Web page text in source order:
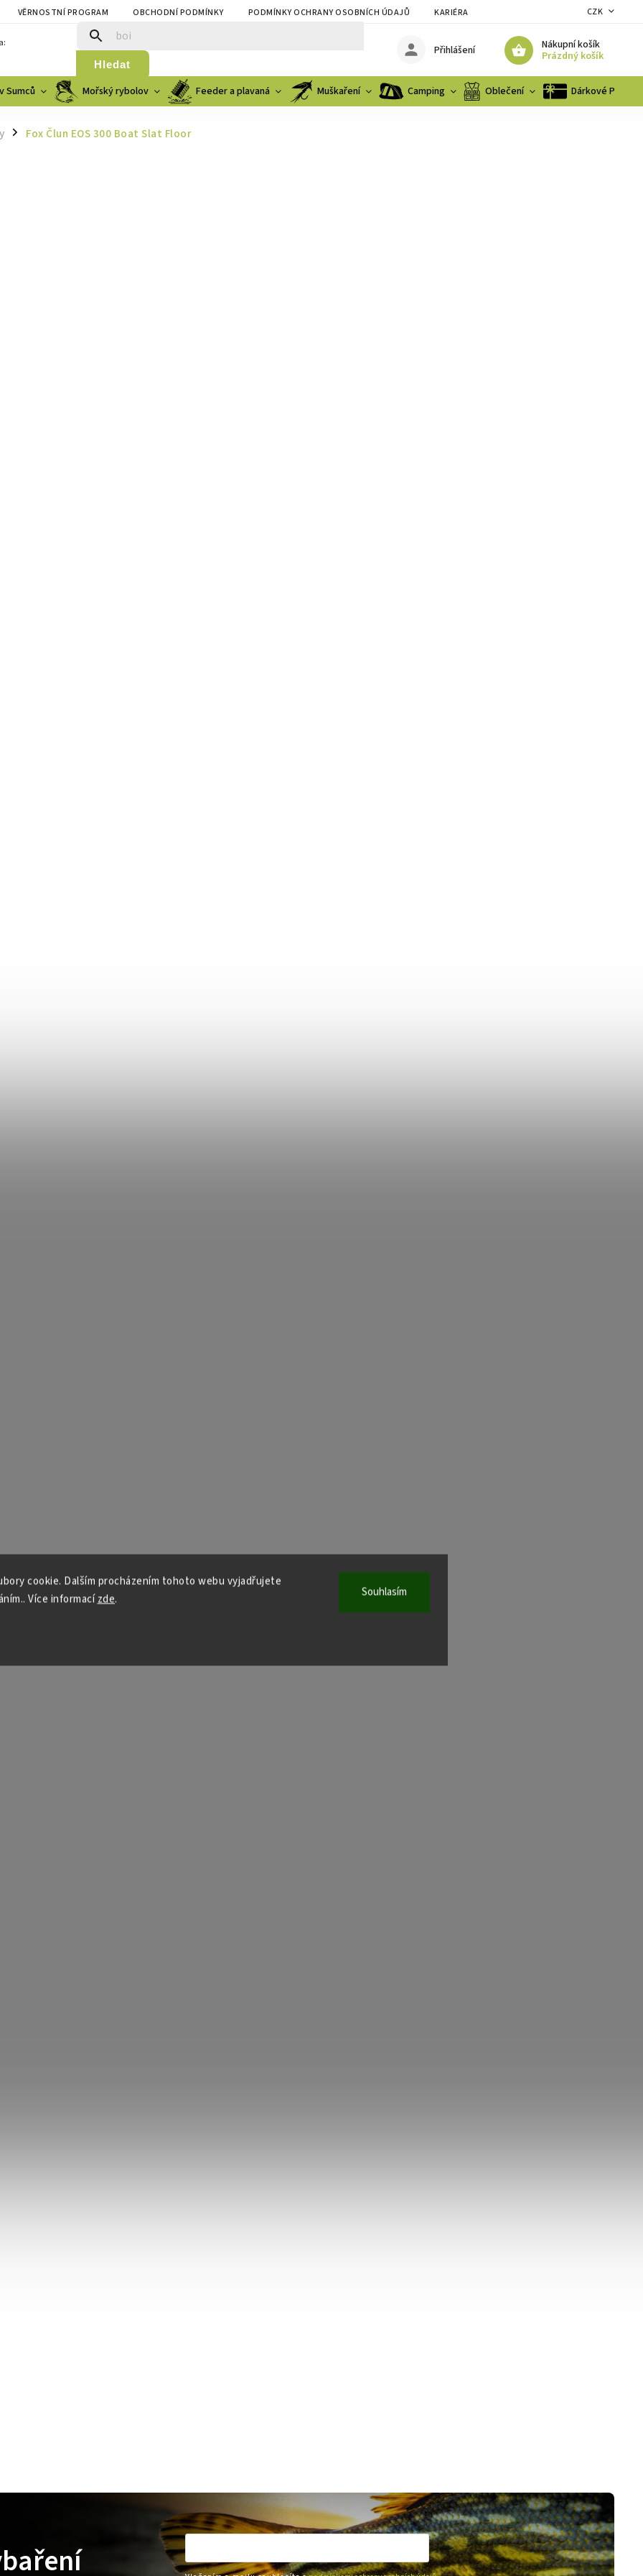
cookie. Dalším procházením tohoto webu vyjadřujete
Více informacízde. Souhlasím
VĚRNOSTNÍ PROGRAM OBCHODNÍ PODMÍNKY PODMÍNKY OCHRANY OSOBNÍCH ÚDAJŮ KARIÉRA CZK
Hledat
Nákupní košík
Prázdný košík
Přihlášení
Sumců Mořský rybolov Feeder a plavaná Muškaření Camping Oblečení Dárkové
/ Fox Člun EOS 300 Boat Slat Floor